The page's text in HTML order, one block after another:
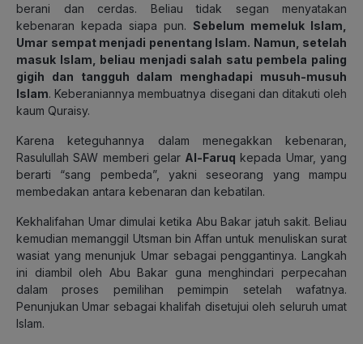
berani dan cerdas. Beliau tidak segan menyatakan
kebenaran kepada siapa pun. Sebelum memeluk Islam,
Umar sempat menjadi penentang Islam. Namun, setelah
masuk Islam, beliau menjadi salah satu pembela paling
gigih dan tangguh dalam menghadapi musuh-musuh
Islam. Keberaniannya membuatnya disegani dan ditakuti oleh
kaum Quraisy.
Karena keteguhannya dalam menegakkan kebenaran,
Rasulullah SAW memberi gelar Al-Faruq kepada Umar, yang
berarti “sang pembeda”, yakni seseorang yang mampu
membedakan antara kebenaran dan kebatilan.
Kekhalifahan Umar dimulai ketika Abu Bakar jatuh sakit. Beliau
kemudian memanggil Utsman bin Affan untuk menuliskan surat
wasiat yang menunjuk Umar sebagai penggantinya. Langkah
ini diambil oleh Abu Bakar guna menghindari perpecahan
dalam proses pemilihan pemimpin setelah wafatnya.
Penunjukan Umar sebagai khalifah disetujui oleh seluruh umat
Islam.